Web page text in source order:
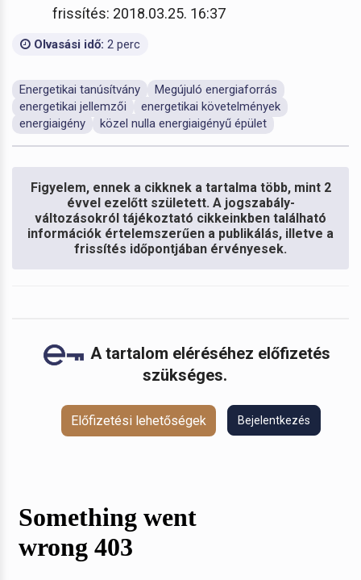
frissítés: 2018.03.25. 16:37
Olvasási idő: 2 perc
Energetikai tanúsítvány
Megújuló energiaforrás
energetikai jellemzői
energetikai követelmények
energiaigény
közel nulla energiaigényű épület
Figyelem, ennek a cikknek a tartalma több, mint 2
évvel ezelőtt született. A jogszabály-
változásokról tájékoztató cikkeinkben található
információk értelemszerűen a publikálás, illetve a
frissítés időpontjában érvényesek.
A tartalom eléréséhez előfizetés
szükséges.
Előfizetési lehetőségek Bejelentkezés